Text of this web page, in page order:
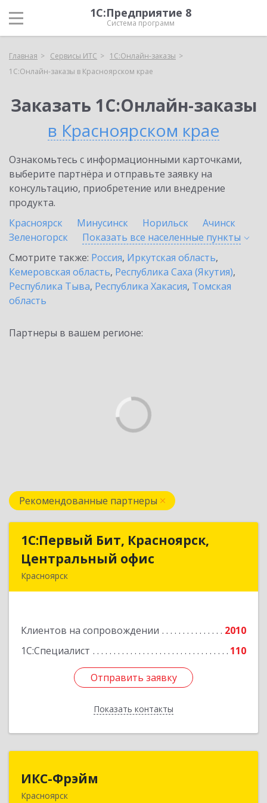
1С:Предприятие 8
Система программ
Главная Сервисы ИТС
1С:Онлайн-заказы
1С:Онлайн-заказы в Красноярском крае
Заказать 1С:Онлайн-заказы
в Красноярском крае
Ознакомьтесь с информационными карточками,
выберите партнёра и отправьте заявку на
консультацию, приобретение или внедрение
продукта.
Красноярск
Минусинск Норильск
Ачинск
Зеленогорск
Показать все населенные пункты
Смотрите также: Россия, Иркутская область,
Кемеровская область, Республика Саха (Якутия),
Республика Тыва, Республика Хакасия, Томская
область
Партнеры в вашем регионе:
Рекомендованные партнеры
1С:Первый Бит, Красноярск,
Центральный офис
Красноярск
Клиентов на сопровождении
2010
1С:Специалист
110
Отправить заявку
Показать контакты
1С:Первый Бит, Красноярск,
Центральный офис
Подробнее
Отправить заявку
Назад
ИКС-Фрэйм
Красноярск660077, Красноярский край, Красноярск г,